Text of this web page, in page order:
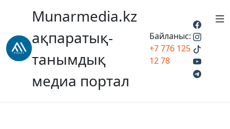
Munarmedia.kz
ақпаратық-
танымдық
медиа портал
Байланыс:
+7 776 125
12 78